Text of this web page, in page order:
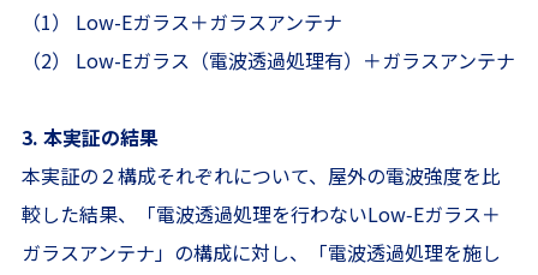
（1） Low-Eガラス＋ガラスアンテナ
（2） Low-Eガラス（電波透過処理有）＋ガラスアンテナ
3. 本実証の結果
本実証の２構成それぞれについて、屋外の電波強度を比
較した結果、「電波透過処理を行わないLow‑Eガラス＋
ガラスアンテナ」の構成に対し、「電波透過処理を施し